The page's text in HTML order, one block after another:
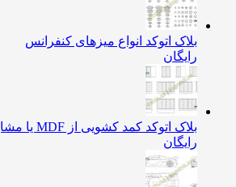
بلاک اتوکد انواع میزهای کنفرانس
رایگان
بلاک اتوکد کمد کشویی از MDF یا مشابه
رایگان